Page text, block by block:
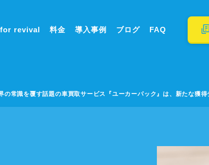
revival 料金 導入事例 ブログ FAQ
常識を覆す話題の車買取サービス『ユーカーパック』は、新たな獲